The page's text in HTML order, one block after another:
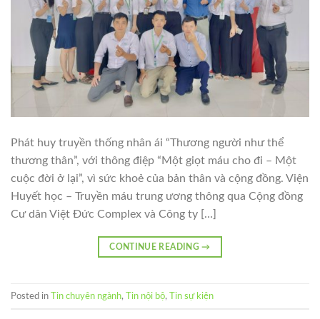
Phát huy truyền thống nhân ái “Thương người như thể
thương thân”, với thông điệp “Một giọt máu cho đi – Một
cuộc đời ở lại”, vì sức khoẻ của bản thân và cộng đồng. Viện
Huyết học – Truyền máu trung ương thông qua Cộng đồng
Cư dân Việt Đức Complex và Công ty […]
CONTINUE READING→
Posted in Tin chuyên ngành, Tin nội bộ, Tin sự kiện